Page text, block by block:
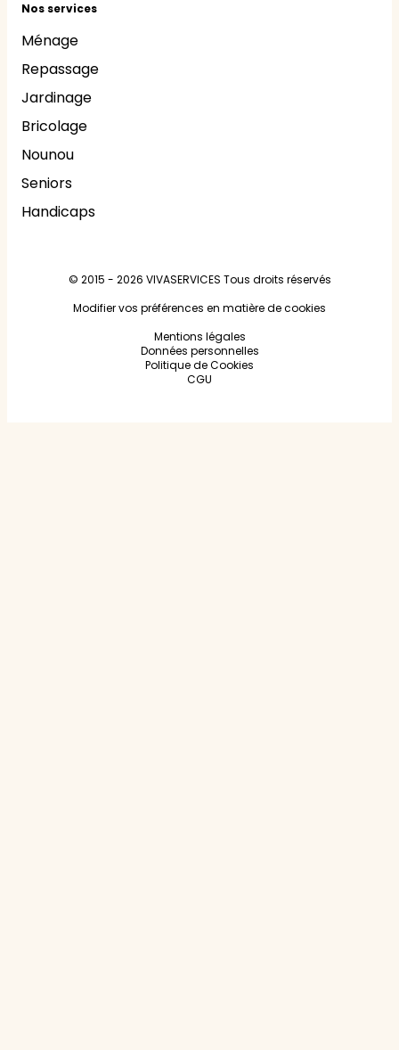
Nos services
Ménage
Repassage
Jardinage
Bricolage
Nounou
Seniors
Handicaps
© 2015 - 2026 VIVASERVICES Tous droits réservés
Modifier vos préférences en matière de cookies
Mentions légales
Données personnelles
Politique de Cookies
CGU